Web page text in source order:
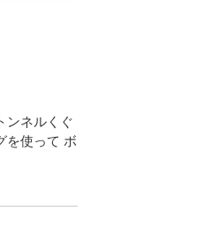
ンネルくぐ
を使って ボ